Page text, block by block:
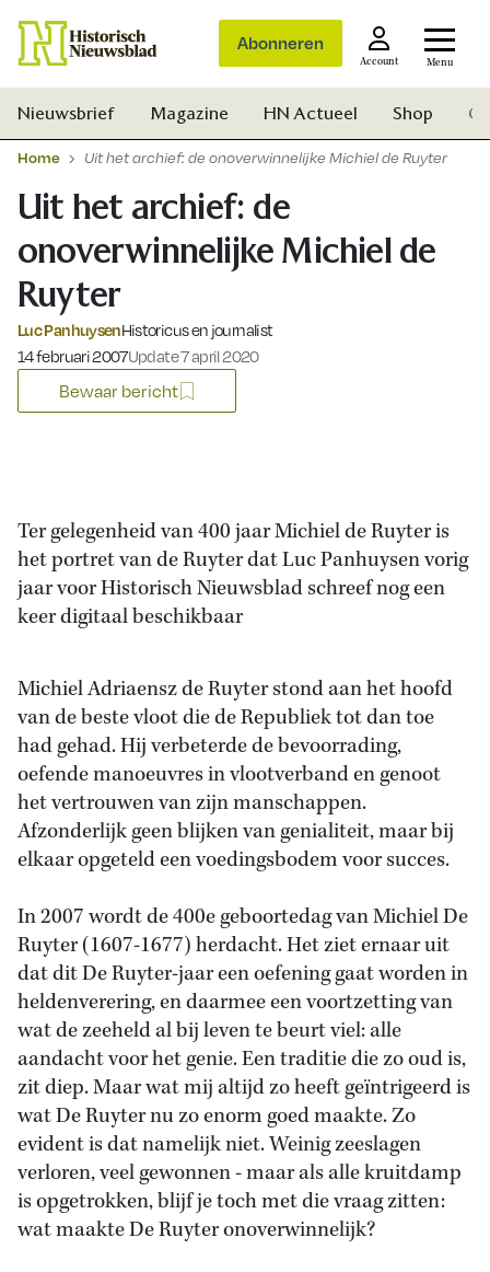
Abonneren
Account Menu
Nieuwsbrief Magazine HN Actueel Shop
Home Uit het archief: de onoverwinnelijke Michiel de Ruyter
Uit het archief: de
onoverwinnelijke Michiel de
Ruyter
Luc PanhuysenHistoricus en journalist
Gepubliceerd op:
14 februari 2007Update 7 april 2020
Bewaar bericht
Ter gelegenheid van 400 jaar Michiel de Ruyter is
het portret van de Ruyter dat Luc Panhuysen vorig
jaar voor Historisch Nieuwsblad schreef nog een
keer digitaal beschikbaar
Michiel Adriaensz de Ruyter stond aan het hoofd
van de beste vloot die de Republiek tot dan toe
had gehad. Hij verbeterde de bevoorrading,
oefende manoeuvres in vlootverband en genoot
het vertrouwen van zijn manschappen.
Afzonderlijk geen blijken van genialiteit, maar bij
elkaar opgeteld een voedingsbodem voor succes.
In 2007 wordt de 400e geboortedag van Michiel De
Ruyter (1607-1677) herdacht. Het ziet ernaar uit
dat dit De Ruyter-jaar een oefening gaat worden in
heldenverering, en daarmee een voortzetting van
wat de zeeheld al bij leven te beurt viel: alle
aandacht voor het genie. Een traditie die zo oud is,
zit diep. Maar wat mij altijd zo heeft geïntrigeerd is
wat De Ruyter nu zo enorm goed maakte. Zo
evident is dat namelijk niet. Weinig zeeslagen
verloren, veel gewonnen - maar als alle kruitdamp
is opgetrokken, blijf je toch met die vraag zitten:
wat maakte De Ruyter onoverwinnelijk?